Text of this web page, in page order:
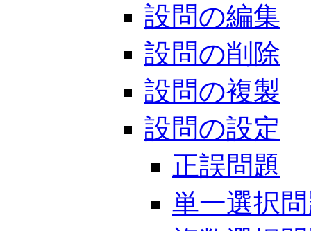
設問の編集
設問の削除
設問の複製
設問の設定
正誤問題
単一選択